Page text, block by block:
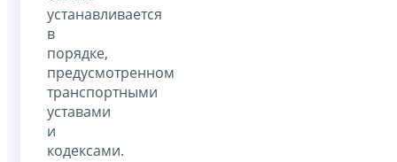
устанавливается
в
порядке,
предусмотренном
транспортными
уставами
и
кодексами.